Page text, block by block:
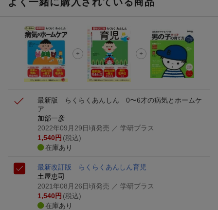
エントリー＆3,000円以上購入で無料データSIM（3GB/月プ
ラン）が当たる！
楽天モバイル紹介キャンペーンの拡散で300円OFFクーポン
進呈
最新版 らくらくあんしん 0〜6才の病気とホームケ
ア
加部一彦
2022年09月29日頃発売 ／ 学研プラス
1,540円 (税込)
在庫あり
最新改訂版 らくらくあんしん育児
土屋恵司
2021年08月26日頃発売 ／ 学研プラス
1,540円 (税込)
在庫あり